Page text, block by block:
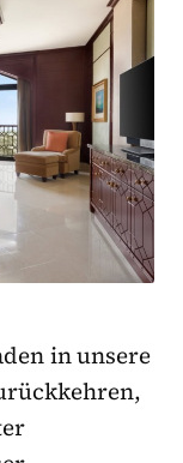
in unsere